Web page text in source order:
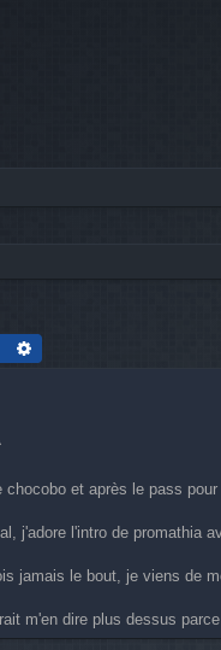
Rechercher
et après le pass pour
j'adore l'intro de promathia
jamais le bout, je viens de
m'en dire plus dessus